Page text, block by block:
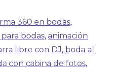
360 en bodas,
bodas, animación
libre con DJ, boda al
con cabina de fotos,